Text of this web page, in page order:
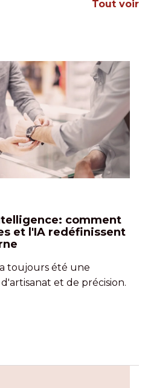
Tout voir
comment
et l'IA redéfinissent
toujours été une
et de précision.